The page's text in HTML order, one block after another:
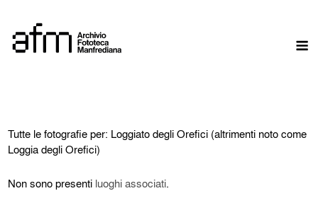
content
Tutte le fotografie per: Loggiato degli Orefici (altrimenti noto come
Loggia degli Orefici)
Non sono presenti luoghi associati.